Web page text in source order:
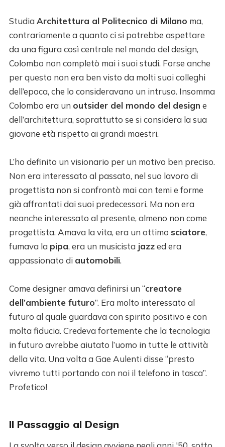
StudiaArchitettura al Politecnico di Milano ma,
contrariamente a quanto ci si potrebbe aspettare
da una figura così centrale nel mondo del design,
Colombo non completò mai i suoi studi. Forse anche
per questo non era ben visto da molti suoi colleghi
dell’epoca, che lo consideravano un intruso. Insomma
Colombo era un outsider del mondo del design e
dell’architettura, soprattutto se si considera la sua
giovane età rispetto ai grandi maestri.
L’ho definito un visionario per un motivo ben preciso.
Non era interessato al passato, nel suo lavoro di
progettista non si confrontò mai con temi e forme
già affrontati dai suoi predecessori. Ma non era
neanche interessato al presente, almeno non come
progettista. Amava la vita, era un ottimo sciatore,
fumava la pipa, era un musicista jazzed era
appassionato di automobili.
Come designer amava definirsi un “creatore
dell’ambiente futuro”. Era molto interessato al
futuro al quale guardava con spirito positivo e con
molta fiducia. Credeva fortemente che la tecnologia
in futuro avrebbe aiutato l’uomo in tutte le attività
della vita. Una volta a Gae Aulenti disse “presto
vivremo tutti portando con noi il telefono in tasca”.
Profetico!
Il Passaggio al Design